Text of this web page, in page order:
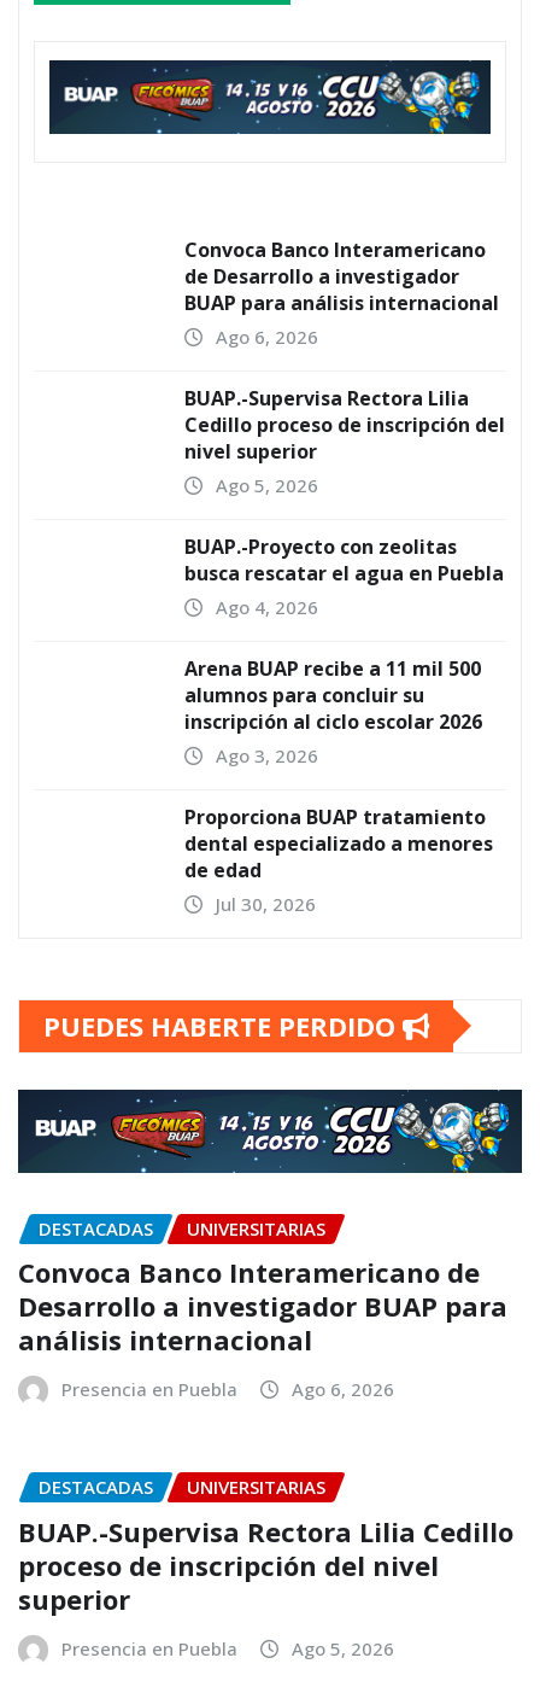
Convoca Banco Interamericano
de Desarrollo a investigador
BUAP para análisis internacional
Ago 6, 2026
BUAP.-Supervisa Rectora Lilia
Cedillo proceso de inscripción del
nivel superior
Ago 5, 2026
BUAP.-Proyecto con zeolitas
busca rescatar el agua en Puebla
Ago 4, 2026
Arena BUAP recibe a 11 mil 500
alumnos para concluir su
inscripción al ciclo escolar 2026
Ago 3, 2026
Proporciona BUAP tratamiento
dental especializado a menores
de edad
Jul 30, 2026
PUEDES HABERTE PERDIDO
DESTACADAS UNIVERSITARIAS
Convoca Banco Interamericano de
Desarrollo a investigador BUAP para
análisis internacional
Presencia en Puebla Ago 6, 2026
DESTACADAS UNIVERSITARIAS
BUAP.-Supervisa Rectora Lilia Cedillo
proceso de inscripción del nivel
superior
Presencia en Puebla Ago 5, 2026